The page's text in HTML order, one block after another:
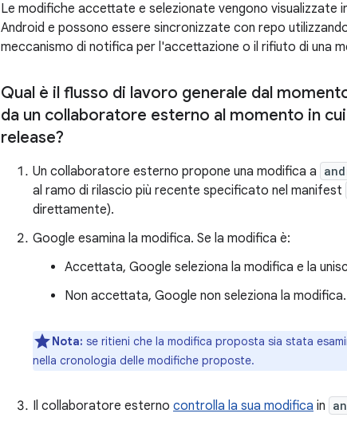
Le modifiche accettate e selezionate vengono visualizzate
Android e possono essere sincronizzate con repo
meccanismo di notifica per l'accettazione o il rifiuto di una
Qual è il flusso di lavoro generale dal
da un collaboratore esterno al momento in
release?
Un collaboratore esterno propone una modifica a
al ramo di rilascio più recente specificato nel manifest
direttamente).
Google esamina la modifica. Se la modifica è:
Accettata, Google seleziona la modifica e la
Non accettata, Google non seleziona la modifica.
Nota: se ritieni che la modifica proposta sia stata
nella cronologia delle modifiche proposte.
Il collaboratore esterno controlla la sua modifica in